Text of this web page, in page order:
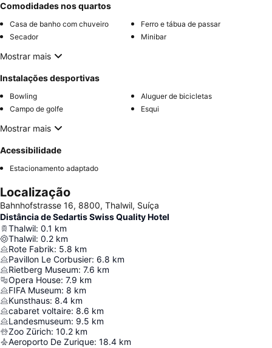
Comodidades nos quartos
Casa de banho com chuveiro
Ferro e tábua de passar
Secador
Minibar
Mostrar mais
Instalações desportivas
Bowling
Aluguer de bicicletas
Campo de golfe
Esqui
Mostrar mais
Acessibilidade
Estacionamento adaptado
Localização
Bahnhofstrasse 16, 8800, Thalwil, Suíça
Distância de Sedartis Swiss Quality Hotel
Thalwil: 0.1 km
Thalwil: 0.2 km
Rote Fabrik: 5.8 km
Pavillon Le Corbusier: 6.8 km
Rietberg Museum: 7.6 km
Opera House: 7.9 km
FIFA Museum: 8 km
Kunsthaus: 8.4 km
cabaret voltaire: 8.6 km
Landesmuseum: 9.5 km
Zoo Zürich: 10.2 km
Aeroporto De Zurique: 18.4 km